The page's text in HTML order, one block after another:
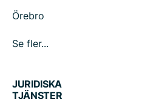
Örebro
Se fler...
JURIDISKA
TJÄNSTER